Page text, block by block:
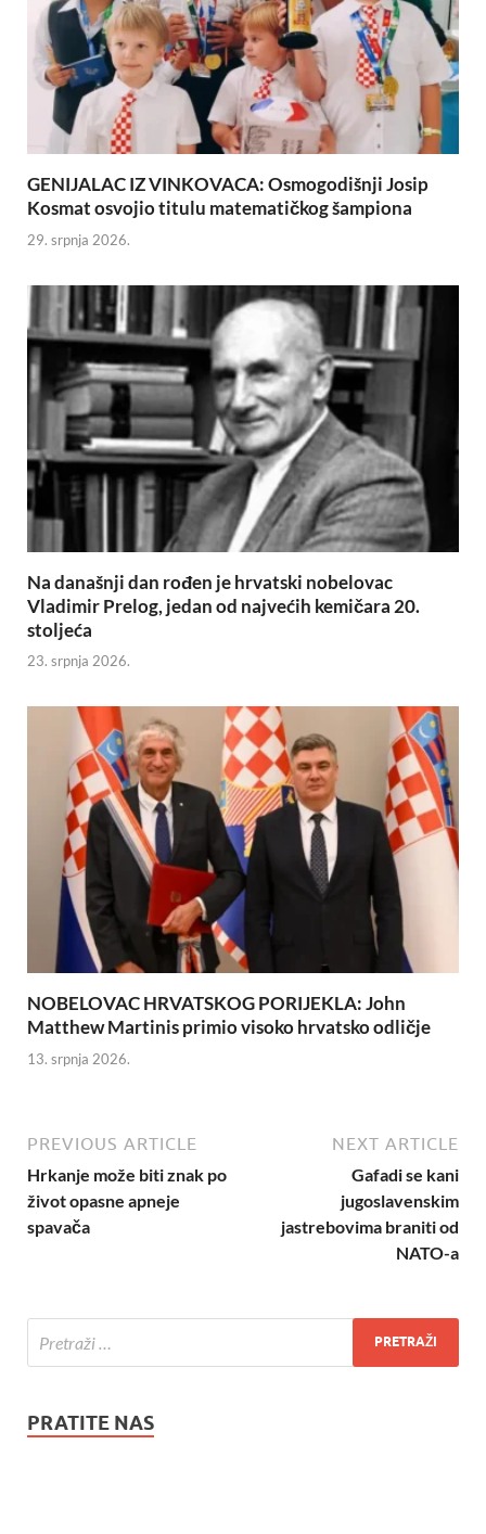
GENIJALAC IZ VINKOVACA: Osmogodišnji Josip
Kosmat osvojio titulu matematičkog šampiona
29. srpnja 2026.
Na današnji dan rođen je hrvatski nobelovac
Vladimir Prelog, jedan od najvećih kemičara 20.
stoljeća
23. srpnja 2026.
NOBELOVAC HRVATSKOG PORIJEKLA: John
Matthew Martinis primio visoko hrvatsko odličje
13. srpnja 2026.
PREVIOUS ARTICLE
Hrkanje može biti znak po
život opasne apneje
spavača
NEXT ARTICLE
Gafadi se kani
jugoslavenskim
jastrebovima braniti od
NATO-a
PRATITE NAS